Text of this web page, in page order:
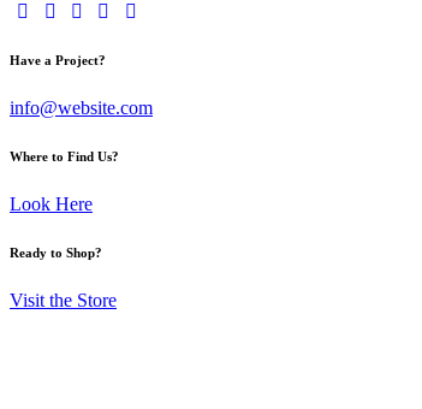
Have a Project?
info@website.com
Where to Find Us?
Look Here
Ready to Shop?
Visit the Store